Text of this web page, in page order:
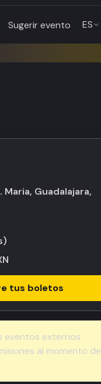
Sugerir evento ES
Maria, Guadalajara,
)
tus boletos
eventos externos
al momento de